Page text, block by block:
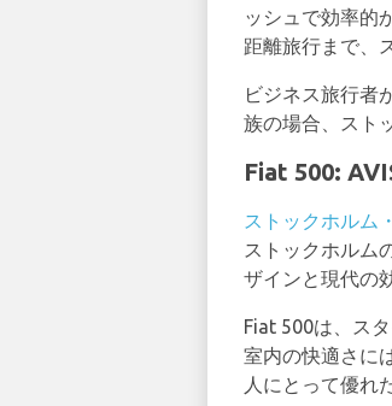
ッシュで効率的
距離旅行まで、
ビジネス旅行者
族の場合、スト
Fiat 500:
ストックホルム
ストックホルム
ザインと現代の
Fiat 500は、ス
室内の快適さに
人にとって優れ